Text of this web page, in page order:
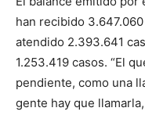
han recibido
atendido 2.393.641
1.253.419 casos. “El
pendiente, como una
gente hay que